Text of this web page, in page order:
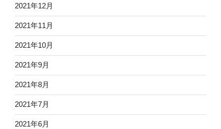
2021年12月
2021年11月
2021年10月
2021年9月
2021年8月
2021年7月
2021年6月